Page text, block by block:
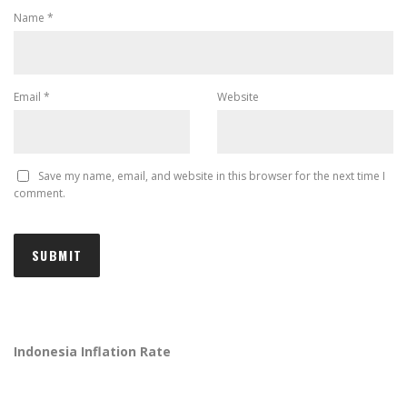
Name *
Email * Website
Save my name, email, and website in this browser for the next time I
comment.
Indonesia Inflation Rate